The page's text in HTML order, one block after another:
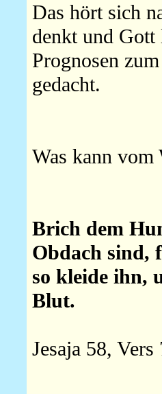
Das hört sich
denkt und Gott
Prognosen
gedacht.
Was kann vom
Brich dem
Obdach sind,
so kleide ihn,
Blut.
Jesaja 58, Vers